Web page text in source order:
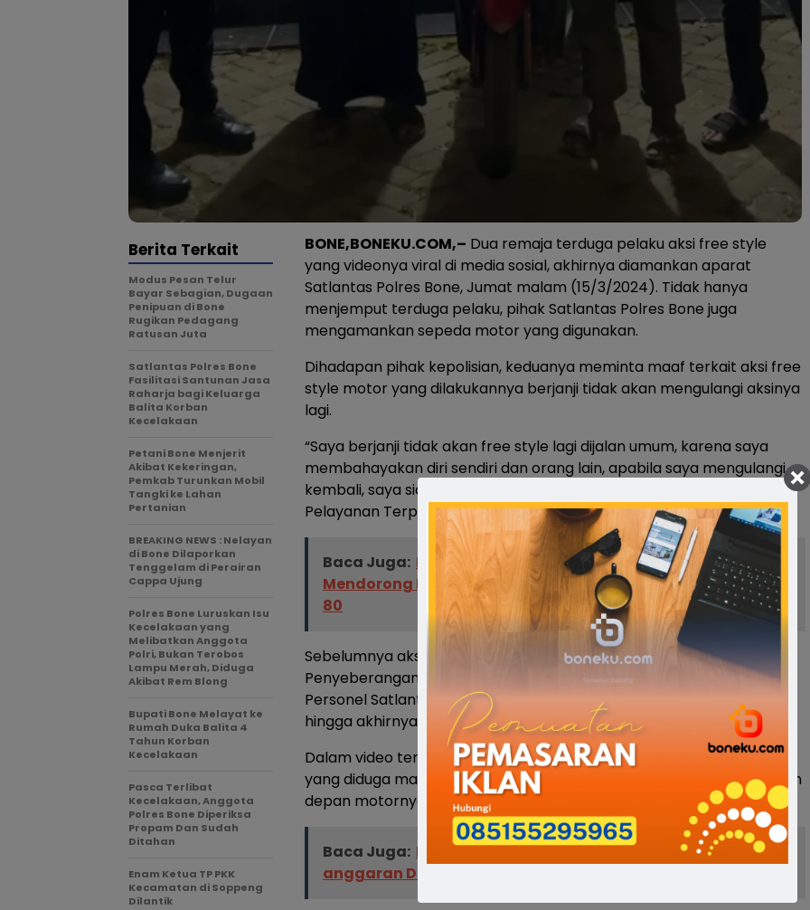
BONE,BONEKU.COM,– Dua remaja terduga pelaku aksi free style
yang videonya viral di media sosial, akhirnya diamankan aparat
Satlantas Polres Bone, Jumat malam (15/3/2024). Tidak hanya
menjemput terduga pelaku, pihak Satlantas Polres Bone juga
mengamankan sepeda motor yang digunakan.
Dihadapan pihak kepolisian, keduanya meminta maaf terkait aksi free
style motor yang dilakukannya berjanji tidak akan mengulangi aksinya
lagi.
“Saya berjanji tidak akan free style lagi dijalan umum, karena saya
membahayakan diri sendiri dan orang lain, apabila saya mengulangi
kembali, saya siap di proses secara hukum,” ujar keduanya di Pos
Pelayanan Terpadu Polres Bone.
Baca Juga: Bupati Bone Apresiasi Peran Polri dalam
Mendorong Pembangunan Daerah di Hari Bhayangkara ke-
80
Sebelumnya aksi free style yang dilakukan di Jalan masuk Pelabuhan
Penyeberangan Bajoe, Kabupaten Bone ini viral di media sosial.
Personel Satlantas Polres Bone kemudian turun menindaklanjutinya
hingga akhirnya kedua terduga pelaku diamankan.
Dalam video tersebut, tampak pengendara motor berboncengan
yang diduga masih berusia belasan tahun itu tengah mengangkat ban
depan motornya atau free style di tengah jalan.
Baca Juga: Ketua Fraksi NasDem Dorong PEMDA Revisi
anggaran DPRD untuk penanggulangan COVID-19.
Berita Terkait
Modus Pesan Telur
Bayar Sebagian, Dugaan
Penipuan di Bone
Rugikan Pedagang
Ratusan Juta
Satlantas Polres Bone
Fasilitasi Santunan Jasa
Raharja bagi Keluarga
Balita Korban
Kecelakaan
Petani Bone Menjerit
Akibat Kekeringan,
Pemkab Turunkan Mobil
Tangki ke Lahan
Pertanian
BREAKING NEWS : Nelayan
di Bone Dilaporkan
Tenggelam di Perairan
Cappa Ujung
Polres Bone Luruskan Isu
Kecelakaan yang
Melibatkan Anggota
Polri, Bukan Terobos
Lampu Merah, Diduga
Akibat Rem Blong
Bupati Bone Melayat ke
Rumah Duka Balita 4
Tahun Korban
Kecelakaan
Pasca Terlibat
Kecelakaan, Anggota
Polres Bone Diperiksa
Propam Dan Sudah
Ditahan
Enam Ketua TP PKK
Kecamatan di Soppeng
Dilantik